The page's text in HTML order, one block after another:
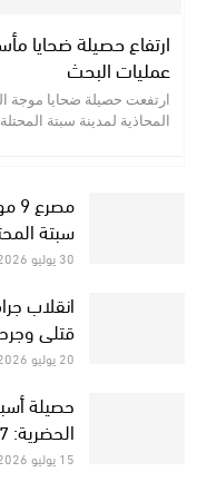
عمليات البحث
ارتفعت حصيلة ضحايا موجة
المحاذية لمدينة سبتة المحتلة إلى 60
سبتة
30 يوليو 2026
انقلاب
قتلى
20 يوليو 2026
حصيلة
الحضرية: 27 قتيلاً وأكثر من…
15 يوليو 2026